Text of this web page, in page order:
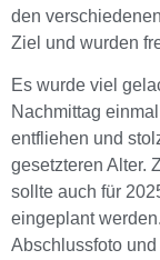
den
Ziel und wurden
Es wurde viel
Nachmittag
entfliehen und
gesetzteren Alter.
sollte auch für
eingeplant
Abschlussfoto